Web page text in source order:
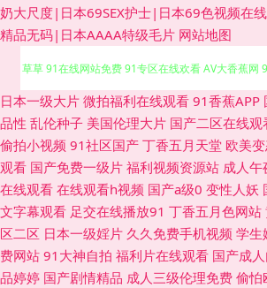
奶大尺度|日本69SEX护士|日本69色视频在
精品无码|日本AAAA特级毛片 网站地图
91超碰碰 韩国伪娘TS网站 自拍女人bb 91免费网
草草 91在线网站免费 91专区在线欢看 AV大香蕉网
人av香蕉 午夜成人福利av 91免费视频黑丝 A级片导
另类激情 加勒比91AV 欧美成不卡网 日韩午夜成人
91社区成人网站 国产网址 黄色网址国产偷 欧美在
日本一级大片 微拍福利在线观看 91香蕉APP
品性 乱伦种子 美国伦理大片 国产二区在线观
偷拍小视频 91社区国产 丁香五月天堂 欧美
观看 国产免费一级片 福利视频资源站 成人午
在线观看 在线观看h视频 国产a级0 变性人妖
文字幕观看 足交在线播放91 丁香五月色网站
区二区 日本一级婬片 久久免费手机视频 学生
费网站 91大神自拍 福利片在线观看 国产成
品婷婷 国产剧情精品 成人三级伦理免费 偷怕